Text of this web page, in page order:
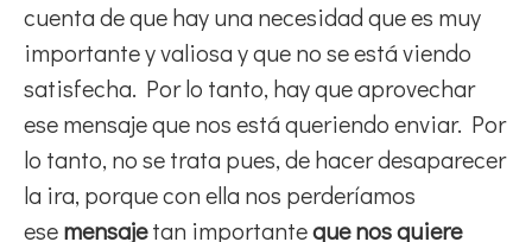
cuenta de que hay una necesidad que es muy
importante y valiosa y que no se está viendo
satisfecha. Por lo tanto, hay que aprovechar
ese mensaje que nos está queriendo enviar. Por
lo tanto, no se trata pues, de hacer desaparecer
la ira, porque con ella nos perderíamos
esemensajetan importanteque nos quiere